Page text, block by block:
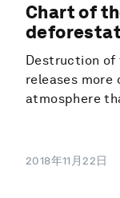
Chart of
Destruction of
releases
atmosphere
2018年11月22日